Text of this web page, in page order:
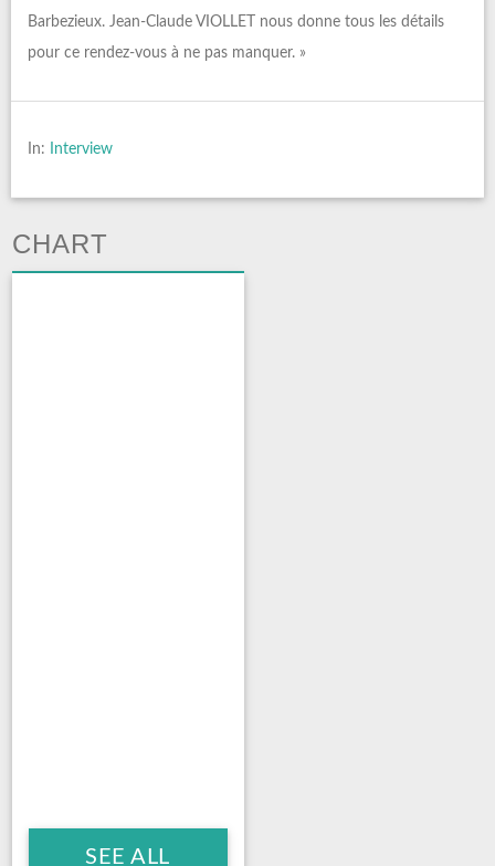
Barbezieux. Jean-Claude VIOLLET nous donne tous les détails
pour ce rendez-vous à ne pas manquer. »
In: Interview
CHART
SEE ALL